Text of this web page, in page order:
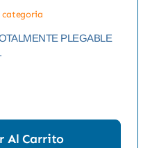
categoria
PLEGABLE
Al Carrito